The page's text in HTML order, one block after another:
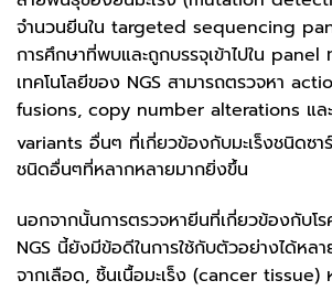
จำนวนยีนใน targeted sequencing
การศึกษาที่พบและถูกบรรจุเข้าไปใน panel
เทคโนโลยีของ NGS สามารถตรวจหา
fusions, copy number alterations แล
variants อื่นๆ ที่เกี่ยวข้องกับมะเร็งชนิดซา
ชนิดอื่นๆที่หลากหลายมากยิ่งขึ้น
นอกจากนั้นการตรวจหายีนที่เกี่ยวข้องกับโร
NGS นี้ยังมีข้อดีในการใช้กับตัวอย่างได้หล
จากเลือด, ชิ้นเนื้อมะเร็ง (cancer tissue)